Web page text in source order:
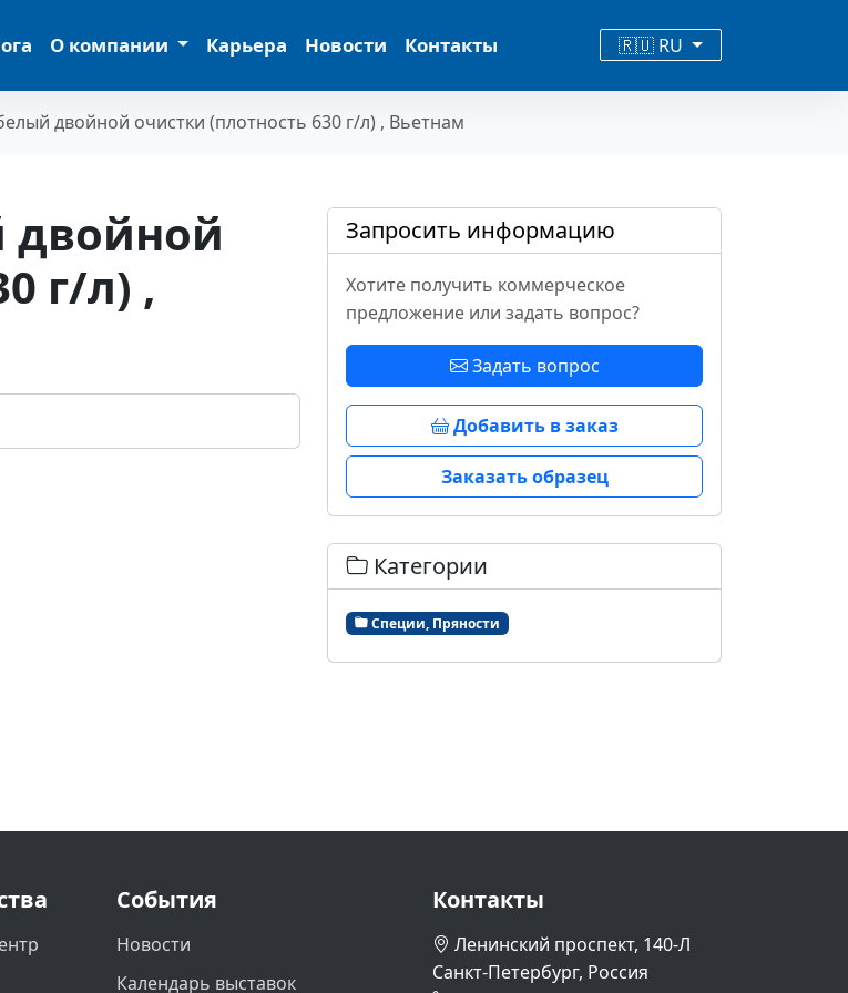
О компании Карьера Новости Контакты 🇷🇺 RU
двойной очистки (плотность 630 г/л) , Вьетнам
двойной
г/л) ,
Запросить информацию
Хотите получить коммерческое
предложение или задать вопрос?
Задать вопрос
Добавить в заказ
Заказать образец
Категории
Специи, Пряности
События
Новости
Календарь выставок
Контакты
Ленинский проспект, 140-Л
Санкт-Петербург, Россия